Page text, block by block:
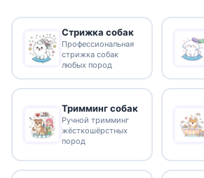
Стрижка собак
Профессиональная
стрижка собак
любых пород
Тримминг собак
Ручной тримминг
жёсткошёрстных
пород